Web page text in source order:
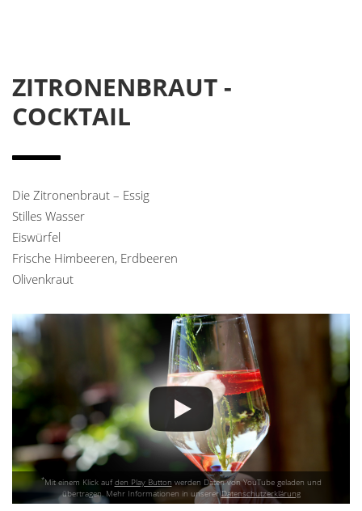
ZITRONENBRAUT -
COCKTAIL
Die Zitronenbraut – Essig
Stilles Wasser
Eiswürfel
Frische Himbeeren, Erdbeeren
Olivenkraut
*Mit einem Klick aufden Play Button werden Daten von YouTube geladen und
übertragen. Mehr Informationen in unsererDatenschutzerklärung